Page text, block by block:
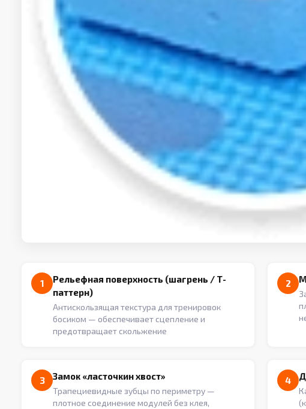
1
Рельефная поверхность (шагрень / Т-
паттерн)
Антискользящая текстура для тренировок
босиком — обеспечивает сцепление и
предотвращает скольжение
2
3 Замок «ласточкин хвост»
Трапециевидные зубцы по периметру —
плотное соединение модулей без клея,
4